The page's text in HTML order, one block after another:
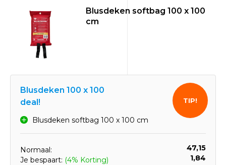
Blusdeken softbag 100 x 100
cm
Blusdeken 100 x 100
deal!
Blusdeken softbag 100 x 100 cm
Normaal:
47,15
Je bespaart: (4% Korting) 1,84
TIP!